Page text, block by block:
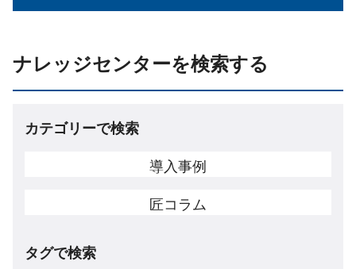
ナレッジセンターを検索する
カテゴリーで検索
導入事例
匠コラム
タグで検索